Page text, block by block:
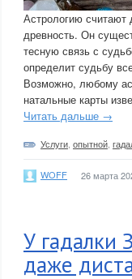
Астрологию считают
древность. Он
тесную связь с
определит судьбу
Возможно, любому
натальные карты
Читать дальше →
Услуги опытной
WOFF 26 марта
У гадалки
даже